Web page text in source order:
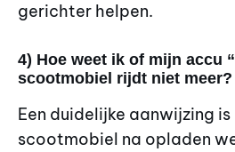
gerichter helpen.
4) Hoe weet ik of mijn accu
scootmobiel rijdt niet meer?
Een duidelijke aanwijzing
scootmobiel na opladen